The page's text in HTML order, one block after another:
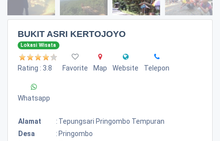
BUKIT ASRI KERTOJOYO
Lokasi Wisata
Rating : 3.8 Favorite Map Website Telepon
Whatsapp
Alamat : Tepungsari Pringombo Tempuran
Desa
: Pringombo